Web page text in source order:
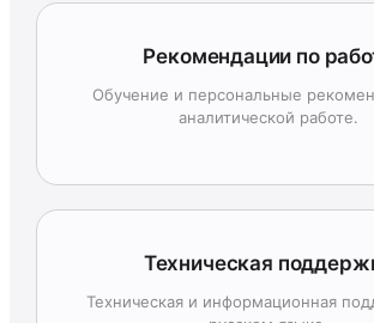
Рекомендации по
Обучение и персональные
аналитической работе.
Техническая
Техническая и информационная